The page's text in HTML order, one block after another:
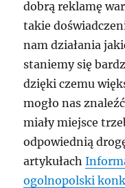
dobrą reklamę
takie
nam działania
staniemy się
dzięki czemu
mogło nas
miały miejsce
odpowiednią
artykułach
ogolnopolski